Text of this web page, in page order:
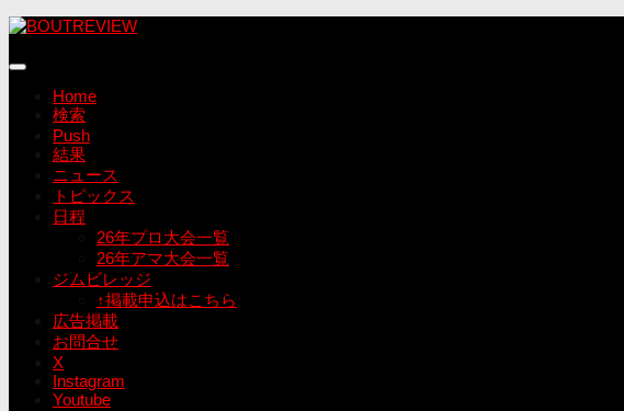
コ
テ
Home
検索
Push
結果
ニュース
トピックス
日程
26年プロ大会一覧
26年アマ大会一覧
ジムビレッジ
↑掲載申込はこちら
広告掲載
お問合せ
X
Instagram
Youtube